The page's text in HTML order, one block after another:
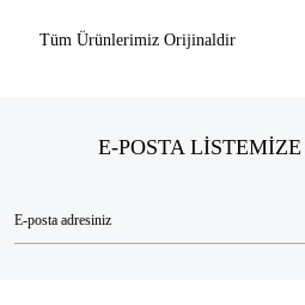
Tüm Ürünlerimiz Orijinaldir
E-POSTA